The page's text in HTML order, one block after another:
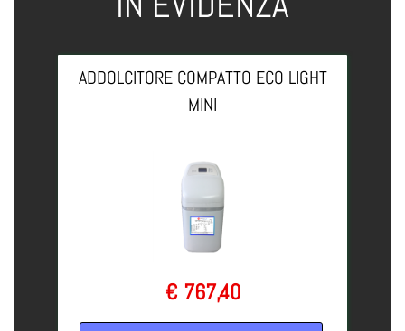
ADDOLCITORE COMPATTO ECO LIGHT
MINI
€ 767,40